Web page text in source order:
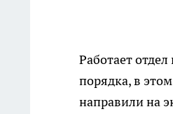
Работает
порядка, в
направили на